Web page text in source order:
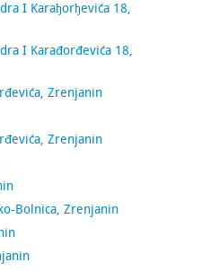
I Karaђorђevića 18,
I Karađorđevića 18,
Zrenjanin
Zrenjanin
Bolnica, Zrenjanin